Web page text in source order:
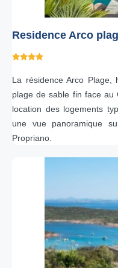
Residence Arco
La résidence Arco
plage de sable fin face au
location des logements
une vue panoramique
Propriano.